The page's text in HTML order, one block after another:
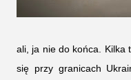
ali, ja nie do końca. Kilka
się przy granicach